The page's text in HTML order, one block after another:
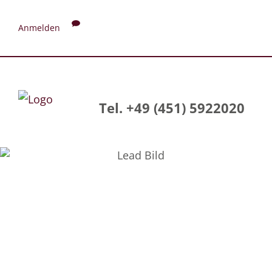
Anmelden
Tel. +49 (451) 5922020